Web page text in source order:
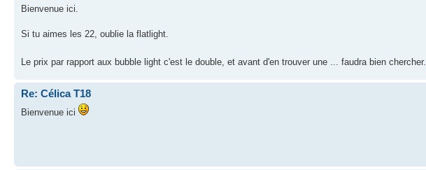
Bienvenue ici.
Si tu aimes les 22, oublie la flatlight.
Le prix par rapport aux bubble light c'est le double, et avant d'en trouver une ... faudra bien chercher.
Re: Célica T18
Bienvenue ici